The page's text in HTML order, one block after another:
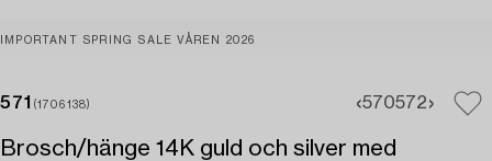
IMPORTANT SPRING SALE VÅREN 2026
571 (1706138) 570572
Brosch/hänge 14K guld och silver med